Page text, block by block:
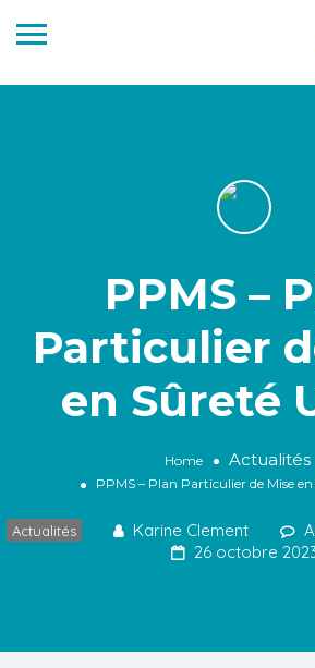
PPMS –
Particulier
en Sûreté
Home Actualités
PPMS – Plan Particulier de Mise
Actualités Karine Clement
26 octobre